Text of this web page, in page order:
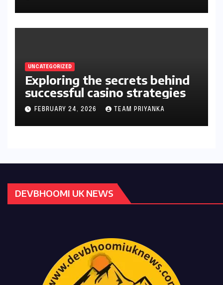
UNCATEGORIZED
Exploring the secrets behind
successful casino strategies
FEBRUARY 24, 2026 TEAM PRIYANKA
DEVBHOOMI UK NEWS